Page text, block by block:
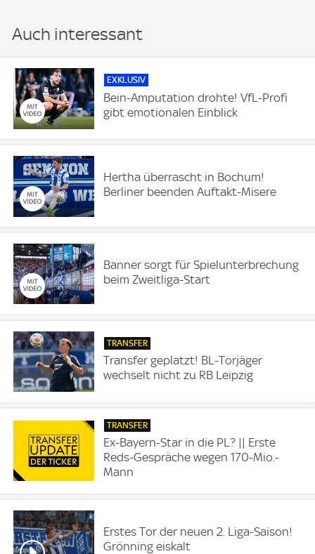
Auch interessant
EXKLUSIV
Bein-Amputation drohte! VfL-Profi
gibt emotionalen Einblick
Hertha überrascht in Bochum!
Berliner beenden Auftakt-Misere
Banner sorgt für Spielunterbrechung
beim Zweitliga-Start
TRANSFER
Transfer geplatzt! BL-Torjäger
wechselt nicht zu RB Leipzig
TRANSFER
Ex-Bayern-Star in die PL? || Erste
Reds-Gespräche wegen 170-Mio.-
Mann
Erstes Tor der neuen 2. Liga-Saison!
Grönning eiskalt